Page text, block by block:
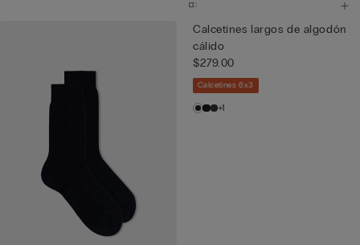
Calcetines largos de algodón
cálido
$279.00
Calcetines 6x3
+1